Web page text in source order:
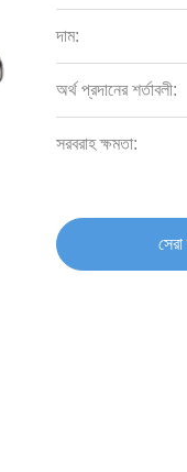
দাম:
অর্থ প্রদানের শর্তাবলী:
সরবরাহ ক্ষমতা: